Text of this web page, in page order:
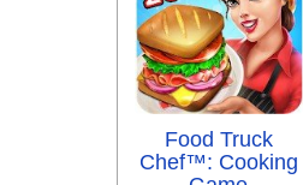
Food Truck
Chef™: Cooking